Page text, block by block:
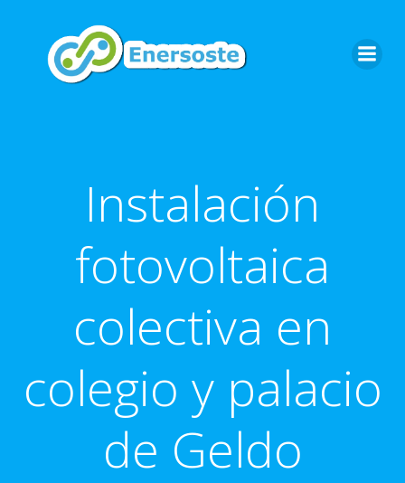
contenido
Instalación
fotovoltaica
colectiva en
colegio y palacio
de Geldo